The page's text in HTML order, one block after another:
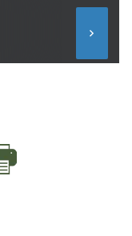
keyboard_arrow_right